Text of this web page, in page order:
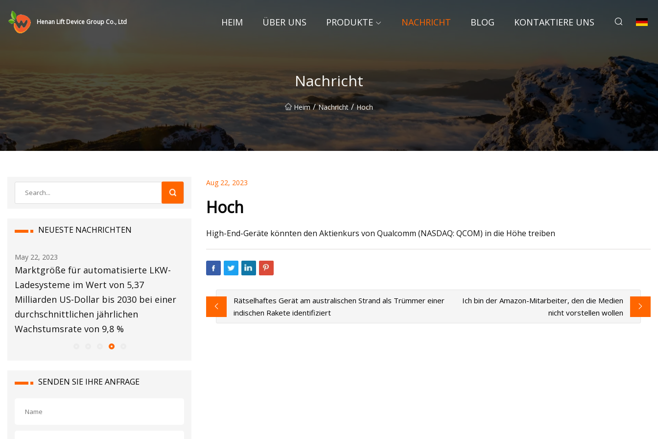
Henan Lift Device Group Co., Ltd HEIM ÜBER UNS PRODUKTE NACHRICHT BLOG KONTAKTIERE UNS
Nachricht
Heim / Nachricht / Hoch
NEUESTE NACHRICHTEN
May 22, 2023
Marktgröße für automatisierte LKW-
Ladesysteme im Wert von 5,37
Milliarden US-Dollar bis 2030 bei einer
durchschnittlichen jährlichen
Wachstumsrate von 9,8 %
American Pavement Specialists erlangt
SENDEN SIE IHRE ANFRAGE
Aug 22, 2023
Hoch
High-End-Geräte könnten den Aktienkurs von Qualcomm (NASDAQ: QCOM) in die Höhe treiben
Rätselhaftes Gerät am australischen Strand als Trümmer einer
indischen Rakete identifiziert
Ich bin der Amazon-Mitarbeiter, den die Medien
nicht vorstellen wollen